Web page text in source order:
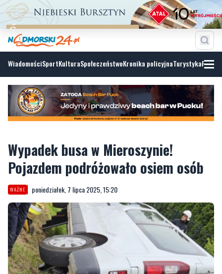
WiadomościSportKulturaSpołeczeństwoKronika policyjnaTurystyka
Wypadek busa w Mieroszynie!
WAŻNE poniedziałek, 7 lipca 2025, 15:20